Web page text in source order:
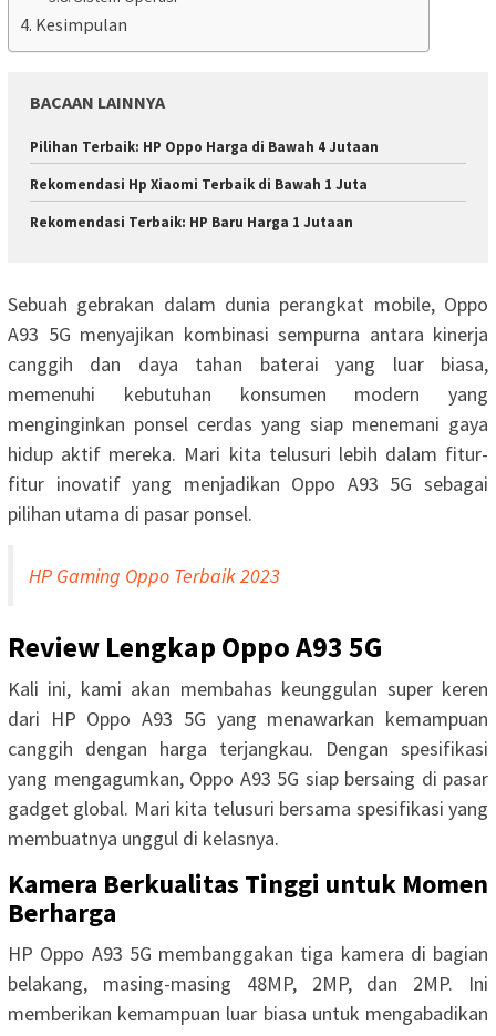
Kesimpulan
BACAAN LAINNYA
Pilihan Terbaik: HP Oppo Harga di Bawah 4 Jutaan
Rekomendasi Hp Xiaomi Terbaik di Bawah 1 Juta
Rekomendasi Terbaik: HP Baru Harga 1 Jutaan
Sebuah gebrakan dalam dunia perangkat mobile, Oppo
A93 5G menyajikan kombinasi sempurna antara kinerja
canggih dan daya tahan baterai yang luar biasa,
memenuhi kebutuhan konsumen modern yang
menginginkan ponsel cerdas yang siap menemani gaya
hidup aktif mereka. Mari kita telusuri lebih dalam fitur-
fitur inovatif yang menjadikan Oppo A93 5G sebagai
pilihan utama di pasar ponsel.
HP Gaming Oppo Terbaik 2023
Review Lengkap Oppo A93 5G
Kali ini, kami akan membahas keunggulan super keren
dari HP Oppo A93 5G yang menawarkan kemampuan
canggih dengan harga terjangkau. Dengan spesifikasi
yang mengagumkan, Oppo A93 5G siap bersaing di pasar
gadget global. Mari kita telusuri bersama spesifikasi yang
membuatnya unggul di kelasnya.
Kamera Berkualitas Tinggi untuk Momen
Berharga
HP Oppo A93 5G membanggakan tiga kamera di bagian
belakang, masing-masing 48MP, 2MP, dan 2MP. Ini
memberikan kemampuan luar biasa untuk mengabadikan